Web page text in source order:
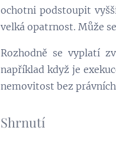
ochotni podstoupit
velká opatrnost. Může
Rozhodně se vyplatí
například když je
nemovitost bez
Shrnutí